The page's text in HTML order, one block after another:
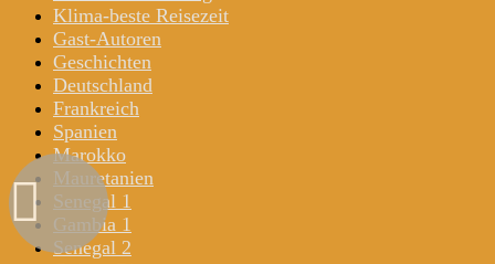
Klima-beste Reisezeit
Gast-Autoren
Geschichten
Deutschland
Frankreich
Spanien
Marokko
Mauretanien
Senegal 1
Gambia 1
Senegal 2